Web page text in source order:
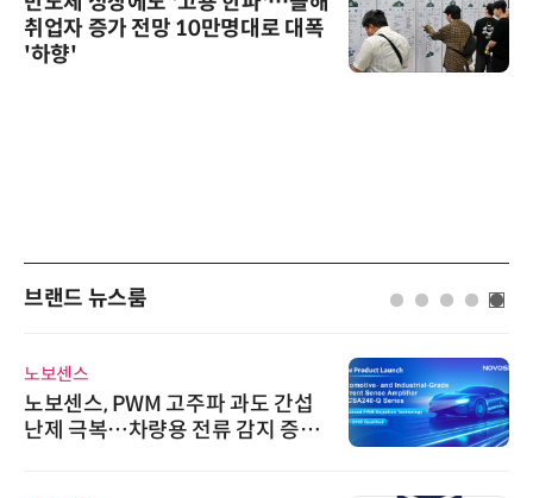
취업자 증가 전망 10만명대로 대폭
'하향'
브랜드 뉴스룸
노보센스
노보센스, PWM 고주파 과도 간섭
난제 극복…차량용 전류 감지 증폭